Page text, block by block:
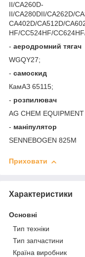
II/CA260D-
II/CA280DII/CA262D/
CA402D/CA512D/
HF/CC524HF/
- аеродромний тягач
WGQY27;
- самоскид
КамАЗ 65115;
- розпилювач
AG CHEM
- маніпулятор
SENNEBOGEN 825M
Приховати
Характеристики
Основні
Тип техніки
Тип запчастини
Країна виробник